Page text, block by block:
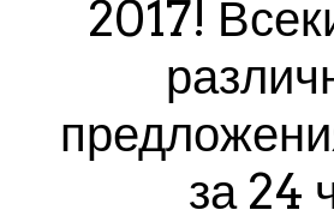
2017!
за 24